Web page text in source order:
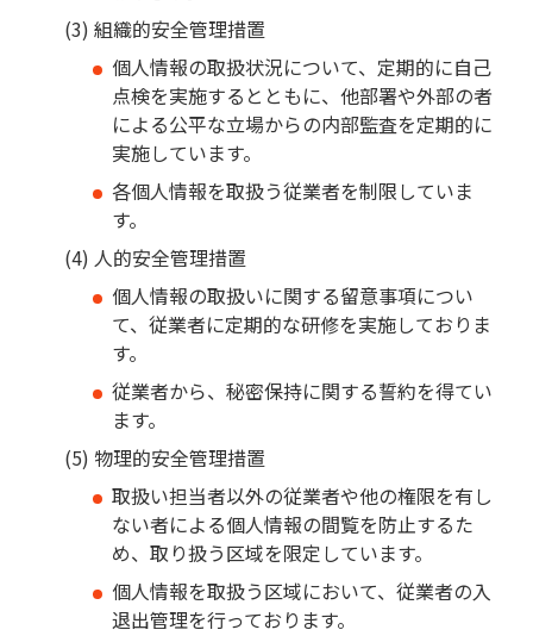
組織的安全管理措置
個人情報の取扱状況について、定期的に自己
点検を実施するとともに、他部署や外部の者
による公平な立場からの内部監査を定期的に
実施しています。
各個人情報を取扱う従業者を制限していま
す。
人的安全管理措置
個人情報の取扱いに関する留意事項につい
て、従業者に定期的な研修を実施しておりま
す。
従業者から、秘密保持に関する誓約を得てい
ます。
物理的安全管理措置
取扱い担当者以外の従業者や他の権限を有し
ない者による個人情報の間覧を防止するた
め、取り扱う区域を限定しています。
個人情報を取扱う区域において、従業者の入
退出管理を行っております。